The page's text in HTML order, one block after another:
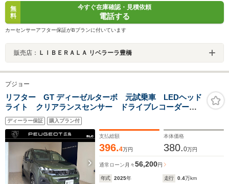
無
料
今すぐ在庫確認・見積依頼
電話する
カーセンサーアフター保証がBプランに付いています
販売店： ＬＩＢＥＲＡＬＡ リベラーラ豊橋
プジョー
リフター GT ディーゼルターボ 元試乗車 LEDヘッド
ライト クリアランスセンサー ドライブレコーダー
ETC ブラインドスポットモニター アダプティブクル
ーズコントロール 17インチアルミホイール
ディーラー保証 購入プラン付
支払総額
396.4万円
本体価格
380.0万円
通常ローン 月々56,200円
年式 2025年 走行 0.4万km